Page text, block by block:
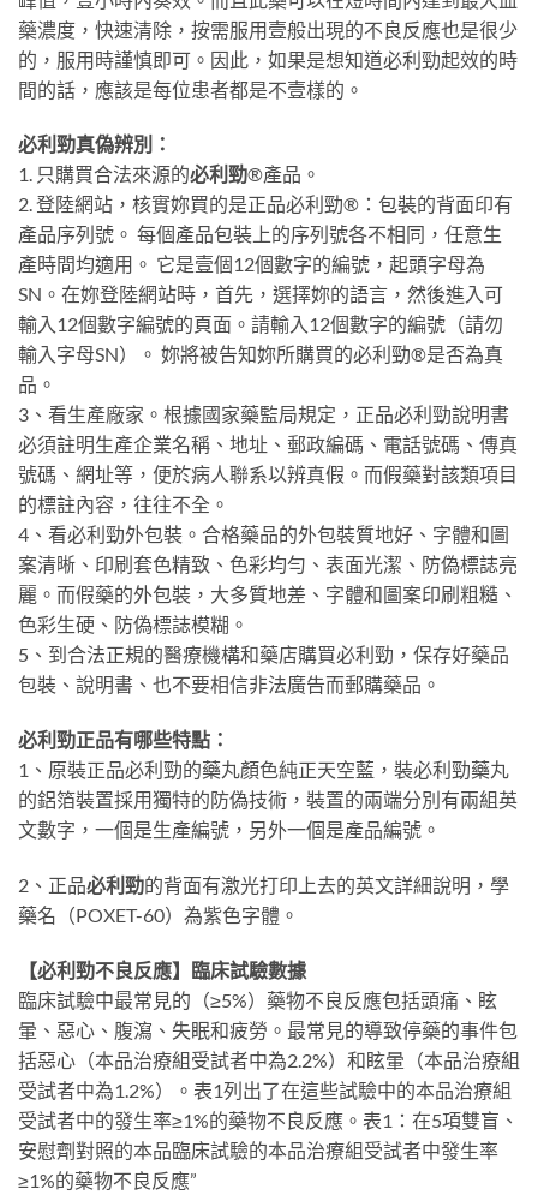
藥濃度，快速清除，按需服用壹般出現的不良反應也是很少
的，服用時謹慎即可。因此，如果是想知道必利勁起效的時
間的話，應該是每位患者都是不壹樣的。
必利勁真偽辨別：
1. 只購買合法來源的必利勁®產品。
2. 登陸網站，核實妳買的是正品必利勁®：包裝的背面印有
產品序列號。 每個產品包裝上的序列號各不相同，任意生
產時間均適用。 它是壹個12個數字的編號，起頭字母為
SN。在妳登陸網站時，首先，選擇妳的語言，然後進入可
輸入12個數字編號的頁面。請輸入12個數字的編號（請勿
輸入字母SN）。 妳將被告知妳所購買的必利勁®是否為真
品。
3、看生產廠家。根據國家藥監局規定，正品必利勁說明書
必須註明生產企業名稱、地址、郵政編碼、電話號碼、傳真
號碼、網址等，便於病人聯系以辨真假。而假藥對該類項目
的標註內容，往往不全。
4、看必利勁外包裝。合格藥品的外包裝質地好、字體和圖
案清晰、印刷套色精致、色彩均勻、表面光潔、防偽標誌亮
麗。而假藥的外包裝，大多質地差、字體和圖案印刷粗糙、
色彩生硬、防偽標誌模糊。
5、到合法正規的醫療機構和藥店購買必利勁，保存好藥品
包裝、說明書、也不要相信非法廣告而郵購藥品。
必利勁正品有哪些特點：
1、原裝正品必利勁的藥丸顏色純正天空藍，裝必利勁藥丸
的鋁箔裝置採用獨特的防偽技術，裝置的兩端分別有兩組英
文數字，一個是生產編號，另外一個是產品編號。
2、正品必利勁的背面有激光打印上去的英文詳細說明，學
藥名（POXET-60）為紫色字體。
【必利勁不良反應】臨床試驗數據
臨床試驗中最常見的（≥5%）藥物不良反應包括頭痛、眩
暈、惡心、腹瀉、失眠和疲勞。最常見的導致停藥的事件包
括惡心（本品治療組受試者中為2.2%）和眩暈（本品治療組
受試者中為1.2%）。表1列出了在這些試驗中的本品治療組
受試者中的發生率≥1%的藥物不良反應。表1：在5項雙盲、
安慰劑對照的本品臨床試驗的本品治療組受試者中發生率
≥1%的藥物不良反應”